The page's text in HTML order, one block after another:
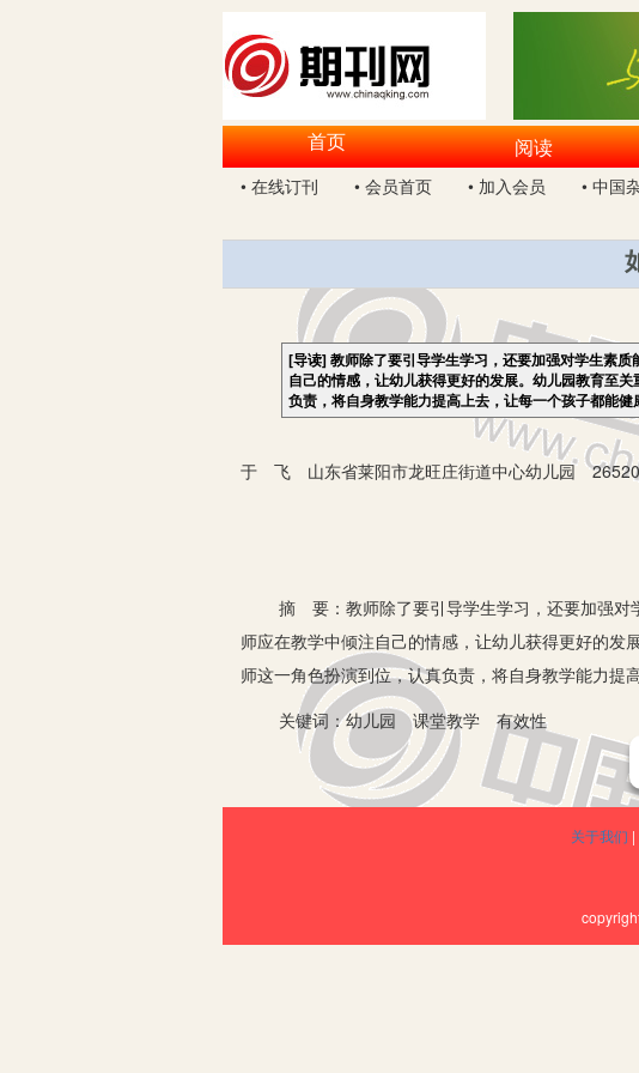
首页 阅读
• 在线订刊
• 会员首页 • 加入会员 • 中国
[导读]教师除了要引导学生学习，还要加强对学生素
自己的情感，让幼儿获得更好的发展。幼儿园教育至
负责，将自身教学能力提高上去，让每一个孩子都能健
于 飞 山东省莱阳市龙旺庄街道中心幼儿园
摘 要：教师除了要引导学生学习，还要加强对学
师应在教学中倾注自己的情感，让幼儿获得更好的
师这一角色扮演到位，认真负责，将自身教学能力提
关键词：幼儿园 课堂教学 有效性
关于我们 |